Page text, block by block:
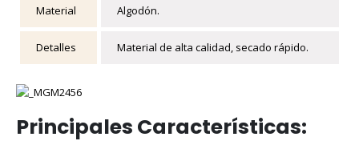
Material Algodón.
Detalles Material de alta calidad, secado rápido.
Principales Características: